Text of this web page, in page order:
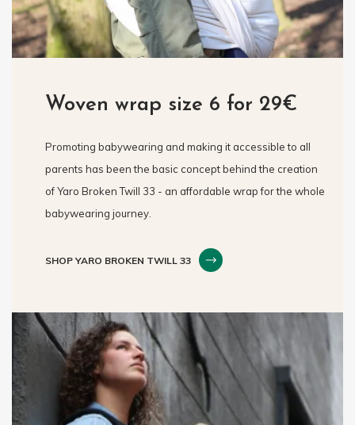
Woven wrap size 6 for 29€
Promoting babywearing and making it accessible to all
parents has been the basic concept behind the creation
of Yaro Broken Twill 33 - an affordable wrap for the whole
babywearing journey.
SHOP YARO BROKEN TWILL 33